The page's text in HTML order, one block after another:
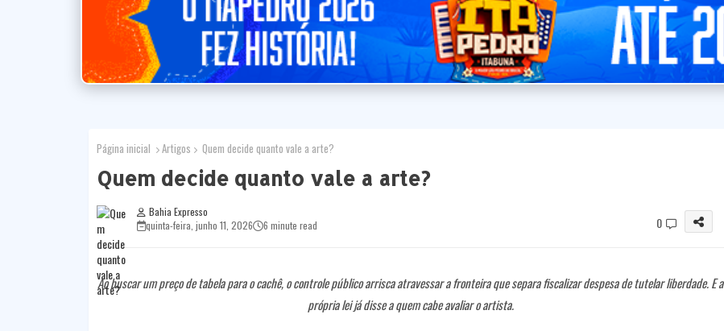
Página inicial Artigos Quem decide quanto vale a arte?
Quem decide quanto vale a arte?
Bahia Expresso
quinta-feira, junho 11, 2026
6 minute read 0
Ao buscar um preço de tabela para o cachê, o controle público arrisca atravessar a fronteira que separa fiscalizar despesa de tutelar liberdade. E a
própria lei já disse a quem cabe avaliar o artista.